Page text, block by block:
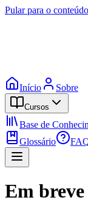
Pular para o
Início Sobre
Cursos
Base de
Glossário
Em breve